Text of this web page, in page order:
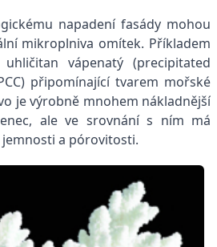
napadení fasády mohou
mikroplniva omítek. Příkladem
vápenatý (precipitated
připomínající tvarem mořské
je výrobně mnohem nákladnější
ale ve srovnání s ním má
jemnosti a pórovitosti.